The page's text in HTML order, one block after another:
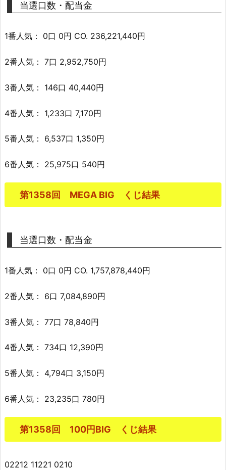
当選口数・配当金
1番人気： 0口 0円 CO. 236,221,440円
2番人気： 7口 2,952,750円
3番人気： 146口 40,440円
4番人気： 1,233口 7,170円
5番人気： 6,537口 1,350円
6番人気： 25,975口 540円
第1358回 MEGA BIG くじ結果
当選口数・配当金
1番人気： 0口 0円 CO. 1,757,878,440円
2番人気： 6口 7,084,890円
3番人気： 77口 78,840円
4番人気： 734口 12,390円
5番人気： 4,794口 3,150円
6番人気： 23,235口 780円
第1358回 100円BIG くじ結果
02212 11221 0210